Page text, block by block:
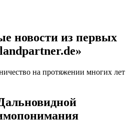
новости из первых
на протяжении многих лет